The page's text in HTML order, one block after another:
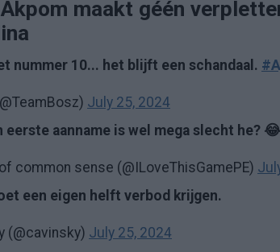
maakt géén
nummer 10... het blijft een schandaal.
July 25, 2024
eerste aanname is wel mega slecht he? 😂
common sense (@ILoveThisGamePE)
een eigen helft verbod krijgen.
(@cavinsky) July 25, 2024